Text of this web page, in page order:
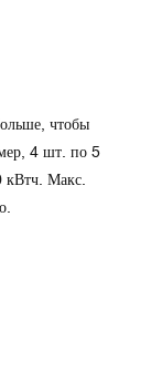
чтобы
4 шт. по 5
кВтч. Макс.